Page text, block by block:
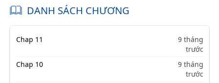
DANH SÁCH CHƯƠNG
Chap 11
9 tháng
trước
Chap 10
9 tháng
trước